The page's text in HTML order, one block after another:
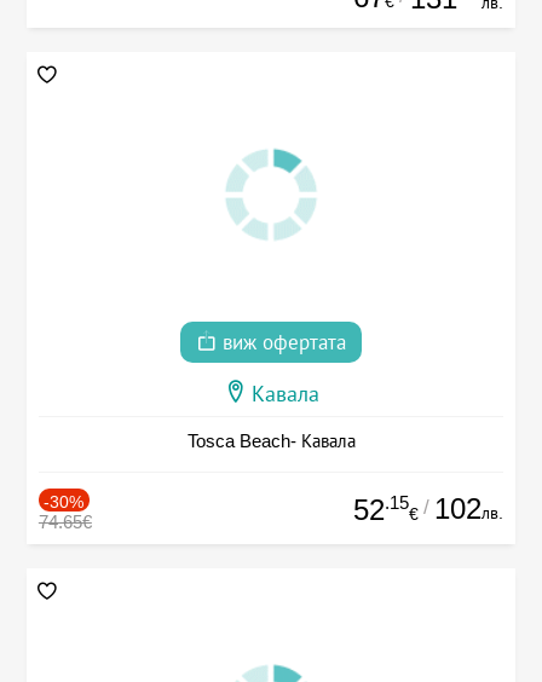
виж офертата
Кавала
Tosca Beach- Кавала
-30%
74.65€ 52.15
€ / 102лв.